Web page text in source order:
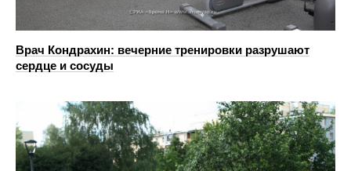
Врач Кондрахин: вечерние тренировки разрушают
сердце и сосуды